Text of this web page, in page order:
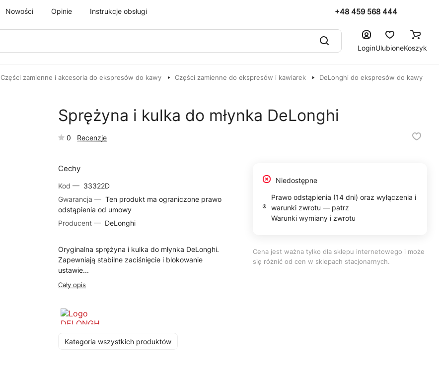
Nowości Opinie Instrukcje obsługi +48 459 568 444
LoginUlubioneKoszyk
Części zamienne i akcesoria do ekspresów do kawy Części zamienne do ekspresów i kawiarek
DeLonghi do ekspresów do kawy
Sprężyna i kulka do młynka DeLonghi
0 Recenzje
Cechy
Kod — 33322D
Gwarancja — Ten produkt ma ograniczone prawo
odstąpienia od umowy
Producent — DeLonghi
Oryginalna sprężyna i kulka do młynka DeLonghi.
Zapewniają stabilne zaciśnięcie i blokowanie
ustawie...
Cały opis
Kategoria wszystkich produktów
Niedostępne
Prawo odstąpienia (14 dni) oraz wyłączenia i
warunki zwrotu — patrz
Warunki wymiany i zwrotu
Cena jest ważna tylko dla sklepu internetowego i może
się różnić od cen w sklepach stacjonarnych.